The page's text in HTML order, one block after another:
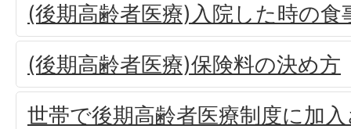
(後期高齢者医療)入院した時の食
(後期高齢者医療)保険料の決め方
世帯で後期高齢者医療制度に加